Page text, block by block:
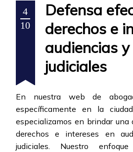
4
10
Defensa
derechos e
audiencias
judiciales
En nuestra web de
específicamente en la
especializamos en brindar
derechos e intereses en
judiciales. Nuestro